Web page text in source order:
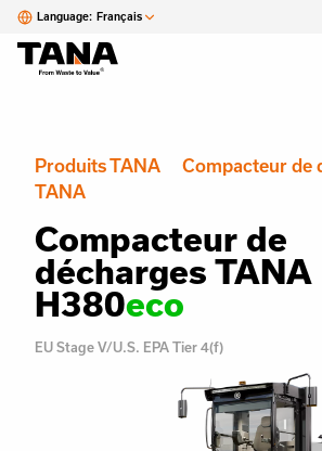
Language: Français
Produits TANA
Compacteur de
TANA
Compacteur de
décharges TANA
H380eco
EU Stage V/U.S. EPA Tier 4(f)